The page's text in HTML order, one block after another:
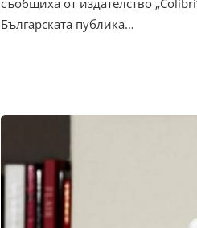
Българската публика…